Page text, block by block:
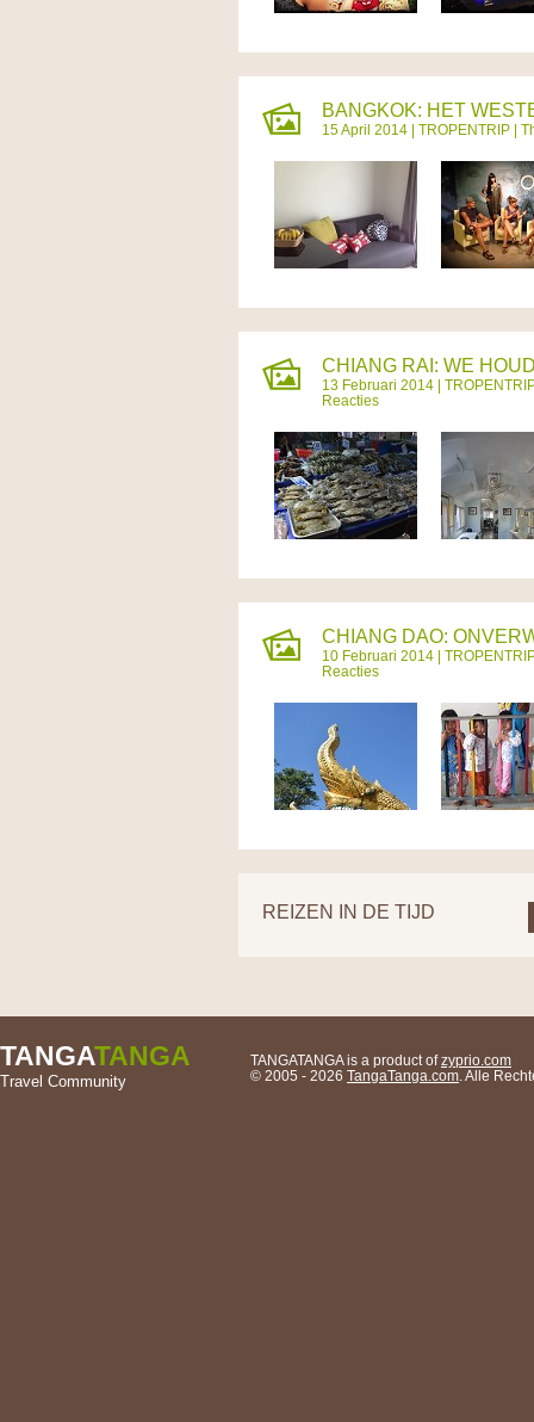
BANGKOK: HET
15 April 2014 | TROPENTRIP |
CHIANG RAI: WE
13 Februari 2014 |
Reacties
CHIANG DAO:
10 Februari 2014 |
Reacties
REIZEN IN DE TIJD
TANGATANGA
Travel Community
TANGATANGA is a product ofzyprio.com
© 2005 - 2026 TangaTanga.com . Alle